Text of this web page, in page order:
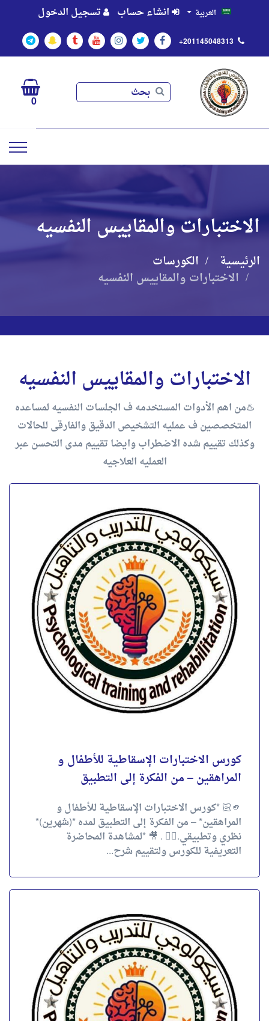
العربية انشاء حساب تسجيل الدخول
+201145048313
بحث 0
الاختبارات والمقاييس النفسيه
الرئيسية
الكورسات
الاختبارات والمقاييس النفسيه
الاختبارات والمقاييس النفسيه
♨️من اهم الأدوات المستخدمه ف الجلسات النفسيه لمساعده
المتخصصين ف عمليه التشخيص الدقيق والفارقى للحالات
وكذلك تقييم شده الاضطراب وايضا تقييم مدى التحسن عبر
العمليه العلاجيه
كورس الاختبارات الإسقاطية للأطفال و
المراهقين – من الفكرة إلى التطبيق
🫵🏻 *كورس الاختبارات الإسقاطية للأطفال و
المراهقين* – من الفكرة إلى التطبيق لمده *(شهرين)*
نظري وتطبيقي.👌🏻 . 🎥 *لمشاهدة المحاضرة
التعريفية للكورس ولتقييم شرح...
كورس الاختبارات الإسقاطية للأطفال و
المراهقين – من الفكرة إلى التطبيق
🫵🏻 *كورس الاختبارات الإسقاطية للأطفال و
المراهقين* – من الفكرة إلى التطبيق لمده *(شهرين)*
نظري وتطبيقي.👌🏻 . 🎥 *لمشاهدة المحاضرة
التعريفية للكورس ولتقييم شرح...
تقييم
4.00
out of 5
احجز الآن
كورس مقياس وكسلر لذكاء الراشدين
لمده (( شهرين )) نظري + تطبيقي. . 🔍 لو بتسعي تكون
أخصائي نفسي واثق… لازم تتقن المقياس لأن فهم
القدرات العقلية مش...